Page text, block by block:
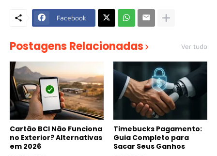
Facebook
Postagens Relacionadas Ver tudo
Cartão BCI Não Funciona
no Exterior? Alternativas
em 2026
Timebucks Pagamento:
Guia Completo para
Sacar Seus Ganhos